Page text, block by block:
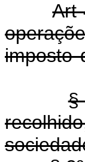
Art
imposto
§